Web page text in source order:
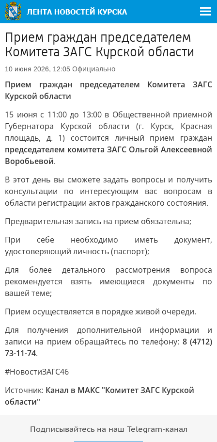
Прием граждан председателем
Комитета ЗАГС Курской области
10 июня 2026, 12:05 Официально
Прием граждан председателем Комитета ЗАГС
Курской области
15 июня с 11:00 до 13:00 в Общественной приемной
Губернатора Курской области (г. Курск, Красная
площадь, д. 1) состоится личный прием граждан
председателем комитета ЗАГС Ольгой Алексеевной
Воробьевой.
В этот день вы сможете задать вопросы и получить
консультации по интересующим вас вопросам в
области регистрации актов гражданского состояния.
Предварительная запись на прием обязательна;
При себе необходимо иметь документ,
удостоверяющий личность (паспорт);
Для более детального рассмотрения вопроса
рекомендуется взять имеющиеся документы по
вашей теме;
Прием осуществляется в порядке живой очереди.
Для получения дополнительной информации и
записи на прием обращайтесь по телефону: 8 (4712)
73-11-74.
#НовостиЗАГС46
Источник: Канал в МАКС "Комитет ЗАГС Курской
области"
Подписывайтесь на наш Telegram-канал